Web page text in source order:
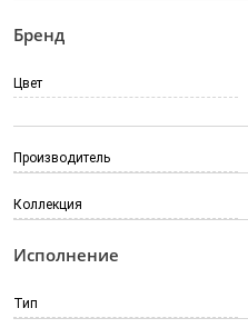
Бренд
Цвет
Производитель
Коллекция
Исполнение
Тип